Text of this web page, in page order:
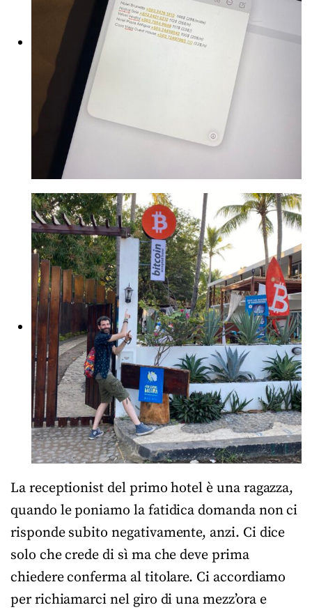
La receptionist del primo hotel è una ragazza,
quando le poniamo la fatidica domanda non ci
risponde subito negativamente, anzi. Ci dice
solo che crede di sì ma che deve prima
chiedere conferma al titolare. Ci accordiamo
per richiamarci nel giro di una mezz’ora e